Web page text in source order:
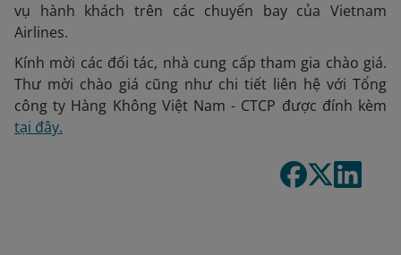
vụ hành khách trên các chuyến bay của Vietnam
Airlines.
Kính mời các đối tác, nhà cung cấp tham gia chào giá.
Thư mời chào giá cũng như chi tiết liên hệ với Tổng
công ty Hàng Không Việt Nam - CTCP được đính kèm
tại đây.